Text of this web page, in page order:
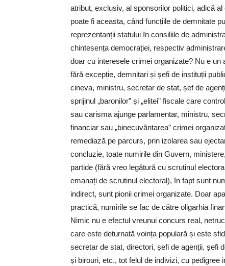
atribut, exclusiv, al sponsorilor politici, adică
poate fi aceasta, când funcțiile de demnitate
reprezentanții statului în consiliile de
chintesența democrației, respectiv
doar cu interesele crimei organizate? Nu e
fără excepție, demnitari și șefi de instituții
cineva, ministru, secretar de stat, șef de
sprijinul „baronilor” și „elitei” fiscale care
sau carisma ajunge parlamentar, ministru,
financiar sau „binecuvântarea” crimei
remediază pe parcurs, prin izolarea sau
concluzie, toate numirile din Guvern,
partide (fără vreo legătură cu scrutinul
emanați de scrutinul electoral), în fapt sunt
indirect, sunt pionii crimei organizate. Doar
practică, numirile se fac de către oligarhia
Nimic nu e efectul vreunui concurs real,
care este deturnată voința populară și este
secretar de stat, directori, șefi de agenții, șefi
și birouri, etc., tot felul de indivizi, cu